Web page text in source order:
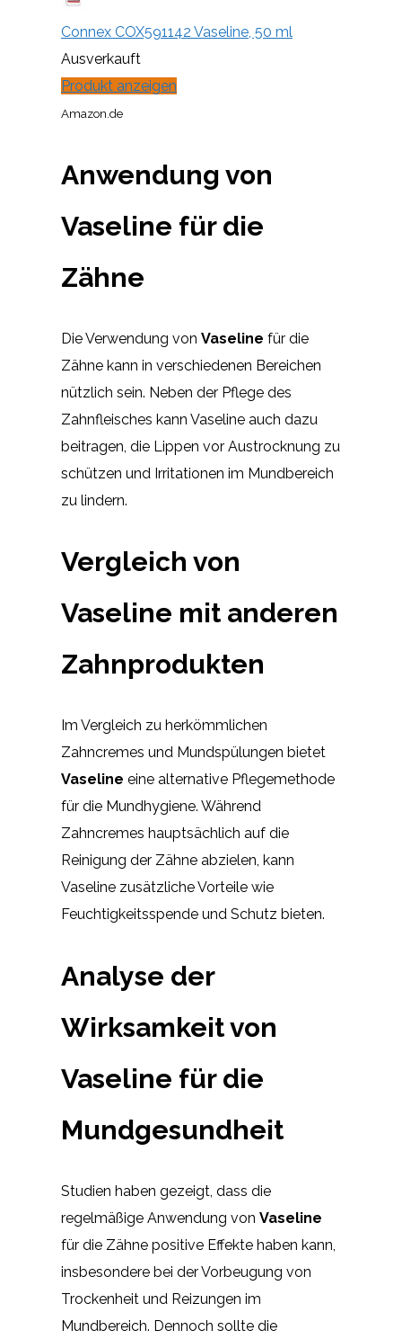
Connex COX591142 Vaseline, 50 ml
Ausverkauft
Produkt anzeigen
Amazon.de
Anwendung von
Vaseline für die
Zähne
Die Verwendung von Vaseline für die
Zähne kann in verschiedenen Bereichen
nützlich sein. Neben der Pflege des
Zahnfleisches kann Vaseline auch dazu
beitragen, die Lippen vor Austrocknung zu
schützen und Irritationen im Mundbereich
zu lindern.
Vergleich von
Vaseline mit anderen
Zahnprodukten
Im Vergleich zu herkömmlichen
Zahncremes und Mundspülungen bietet
Vaseline eine alternative Pflegemethode
für die Mundhygiene. Während
Zahncremes hauptsächlich auf die
Reinigung der Zähne abzielen, kann
Vaseline zusätzliche Vorteile wie
Feuchtigkeitsspende und Schutz bieten.
Analyse der
Wirksamkeit von
Vaseline für die
Mundgesundheit
Studien haben gezeigt, dass die
regelmäßige Anwendung von Vaseline
für die Zähne positive Effekte haben kann,
insbesondere bei der Vorbeugung von
Trockenheit und Reizungen im
Mundbereich. Dennoch sollte die